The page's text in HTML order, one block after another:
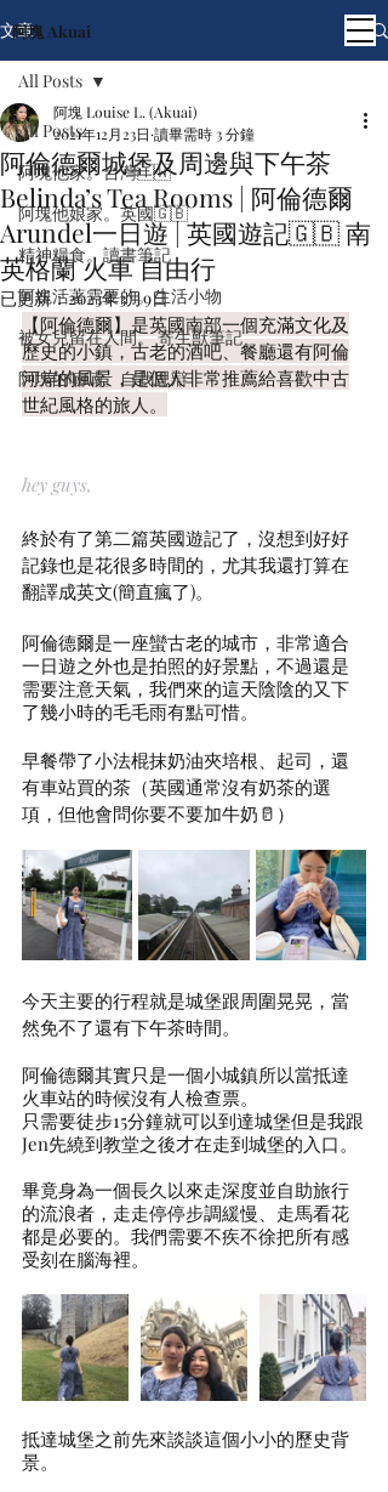
阿塊 Akuai
文章
All Posts
阿塊他家。台灣🇹🇼
阿塊他娘家。英國🇬🇧
精神糧食。讀書筆記
阿塊活著需要的。生活小物
被女兒留在人間。 寄生獸筆記
阿塊的喃喃。自我思辯
All Posts
阿倫德爾城堡及周邊與下午茶
Belinda’s Tea Rooms | 阿倫德爾
Arundel一日遊 | 英國遊記🇬🇧 南
英格蘭 火車 自由行
阿塊 Louise L. (Akuai)
2021年12月23日 讀畢需時 3 分鐘
已更新：2023年3月9日
【阿倫德爾】是英國南部一個充滿文化及
歷史的小鎮，古老的酒吧、餐廳還有阿倫
河岸的風景，是個人非常推薦給喜歡中古
世紀風格的旅人。
hey guys,
終於有了第二篇英國遊記了，沒想到好好
記錄也是花很多時間的，尤其我還打算在
翻譯成英文(簡直瘋了)。
阿倫德爾是一座蠻古老的城市，非常適合
一日遊之外也是拍照的好景點，不過還是
需要注意天氣，我們來的這天陰陰的又下
了幾小時的毛毛雨有點可惜。
早餐帶了小法棍抹奶油夾培根、起司，還
有車站買的茶（英國通常沒有奶茶的選
項，但他會問你要不要加牛奶🥛）
今天主要的行程就是城堡跟周圍晃晃，當
然免不了還有下午茶時間。
阿倫德爾其實只是一個小城鎮所以當抵達
火車站的時候沒有人檢查票。
只需要徒步15分鐘就可以到達城堡但是我跟
Jen先繞到教堂之後才在走到城堡的入口。
畢竟身為一個長久以來走深度並自助旅行
的流浪者，走走停停步調緩慢、走馬看花
都是必要的。我們需要不疾不徐把所有感
受刻在腦海裡。
抵達城堡之前先來談談這個小小的歷史背
景。